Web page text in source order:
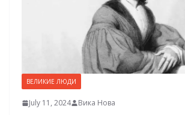
ВЕЛИКИЕ ЛЮДИ
July 11, 2024 Вика Нова